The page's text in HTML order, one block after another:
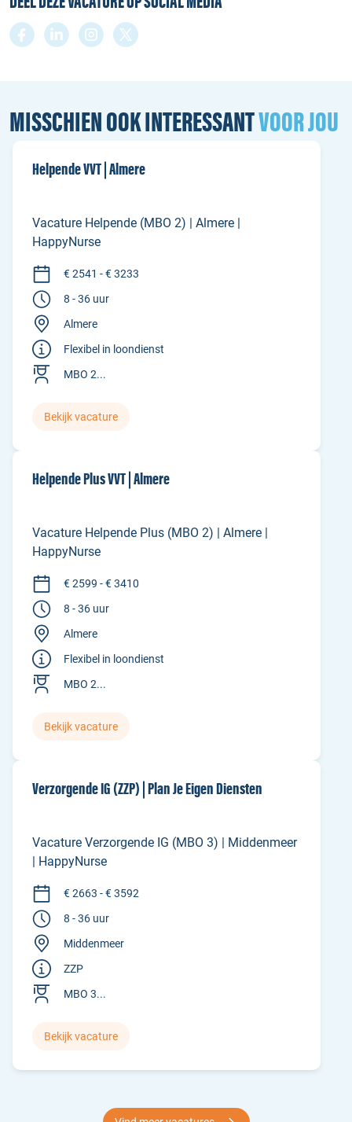
MISSCHIEN OOK INTERESSANTVOOR JOU
Helpende VVT | Almere
Vacature Helpende (MBO 2) | Almere |
HappyNurse
€ 2541 - € 3233
8 - 36 uur
Almere
Flexibel in loondienst
MBO 2...
Bekijk vacature
Helpende Plus VVT | Almere
Vacature Helpende Plus (MBO 2) | Almere |
HappyNurse
€ 2599 - € 3410
8 - 36 uur
Almere
Flexibel in loondienst
MBO 2...
Bekijk vacature
Verzorgende IG (ZZP) | Plan Je Eigen Diensten
Vacature Verzorgende IG (MBO 3) | Middenmeer
| HappyNurse
€ 2663 - € 3592
8 - 36 uur
Middenmeer
ZZP
MBO 3...
Bekijk vacature